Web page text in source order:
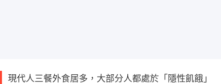
現代人三餐外食居多，大部分人都處於「隱性飢餓」